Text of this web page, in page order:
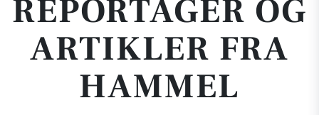
REPORTAGER OG
ARTIKLER FRA
HAMMEL